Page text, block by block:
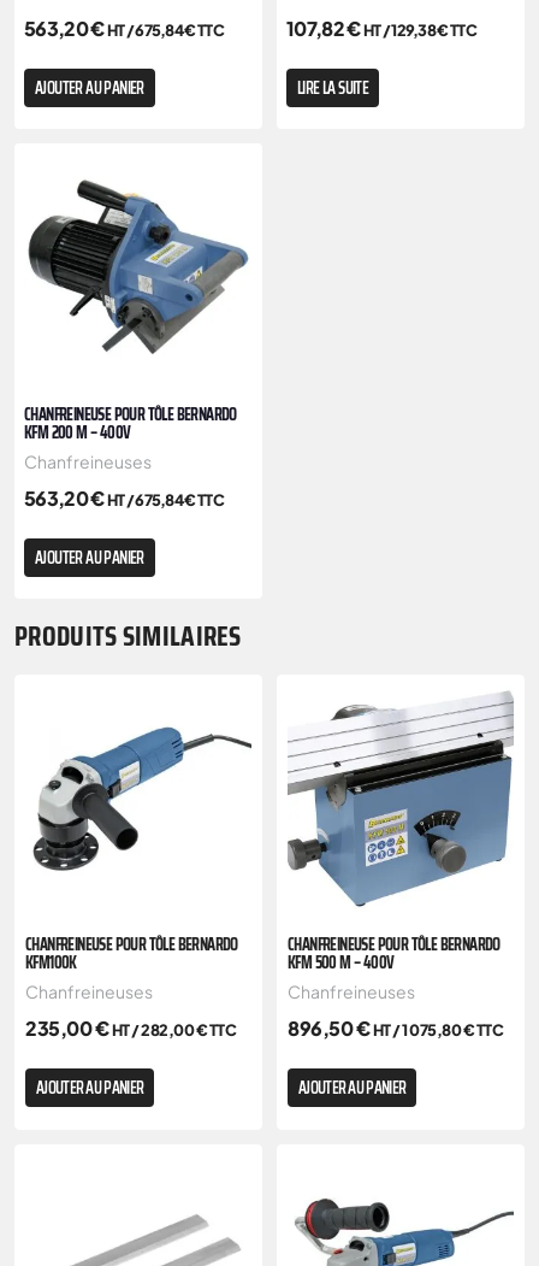
563,20€HT /675,84€TTC
AJOUTER AU PANIER
107,82€HT /129,38€TTC
LIRE LA SUITE
CHANFREINEUSE POUR TÔLE BERNARDO
KFM 200 M – 400V
Chanfreineuses
563,20€HT /675,84€TTC
AJOUTER AU PANIER
PRODUITS SIMILAIRES
CHANFREINEUSE POUR TÔLE BERNARDO
KFM100K
Chanfreineuses
235,00€HT /282,00€TTC
AJOUTER AU PANIER
CHANFREINEUSE POUR TÔLE BERNARDO
KFM 500 M – 400V
Chanfreineuses
896,50€HT /1 075,80€TTC
AJOUTER AU PANIER